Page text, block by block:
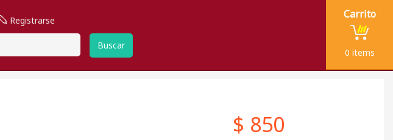
Registrarse
Buscar
Carrito
0 items
$ 850